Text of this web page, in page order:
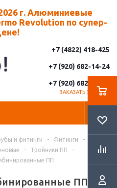
г. Алюминиевые
Revolution по супер-
+7 (4822) 418-425
+7 (920) 682-14-24
+7 (920) 682-14-25
ЗАКАЗАТЬ ЗВОНОК
и фитинги - Фитинги
-
- Тройники ПП
-
ПП
ПП